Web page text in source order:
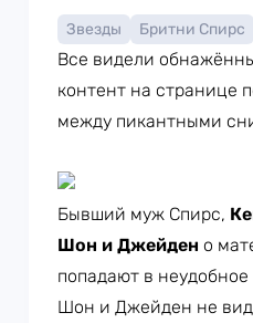
Звезды Бритни Спирс
Все видели
контент на странице
между пикантными
Бывший муж Спирс,
Шон и Джейден о
попадают в
Шон и Джейден не